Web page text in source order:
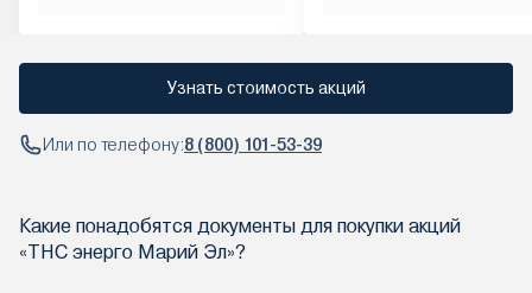
Узнать стоимость акций
Или по телефону:8 (800) 101-53-39
Какие понадобятся документы для покупки акций
«ТНС энерго Марий Эл»?